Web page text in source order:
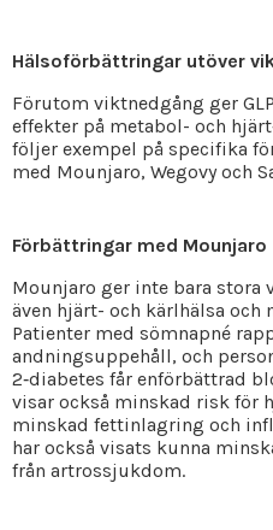
Hälsoförbättringar utöver
Förutom viktnedgång ger
effekter på metabol- och
följer exempel på specifika
med Mounjaro, Wegovy och
Förbättringar med Mounjaro
Mounjaro ger inte bara
även hjärt- och kärlhälsa och
Patienter med sömnapné
andningsuppehåll, och
2‑diabetes får enförbättrad
visar också minskad risk för
minskad fettinlagring och
har också visats kunna
från artrossjukdom.